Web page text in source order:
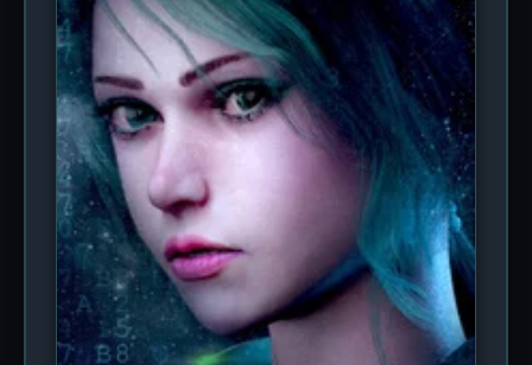
«божественного стрелка», разобраться в паутине
заговоров и принять сторону в войне, где каждая
пуля решает судьбу человечества. От городских
небоскрёбов до подземных лабораторий — его
путь усеян трупами врагов и тайнами, которые
лучше бы остались погребёнными. Сериал «Век
стрелка» — это динамичное сочетание
киберпанка и восточного экшена, где
сверхспособности гармонично переплетаются с
концепцией «ци» и боевых техник. Каждая
перестрелка — это танец смерти, где скорость и
реакция решают всё. Драматические моменты,
раскрывающие природу генетического дара,
сменяются эпичными сражениями, выполненными